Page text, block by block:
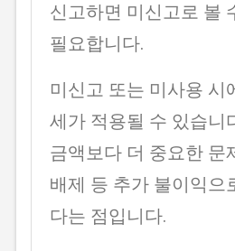
신고하면 미신고로 볼
필요합니다.
미신고 또는 미사용 시
세가 적용될 수 있습니
금액보다 더 중요한 문
배제 등 추가 불이익으
다는 점입니다.